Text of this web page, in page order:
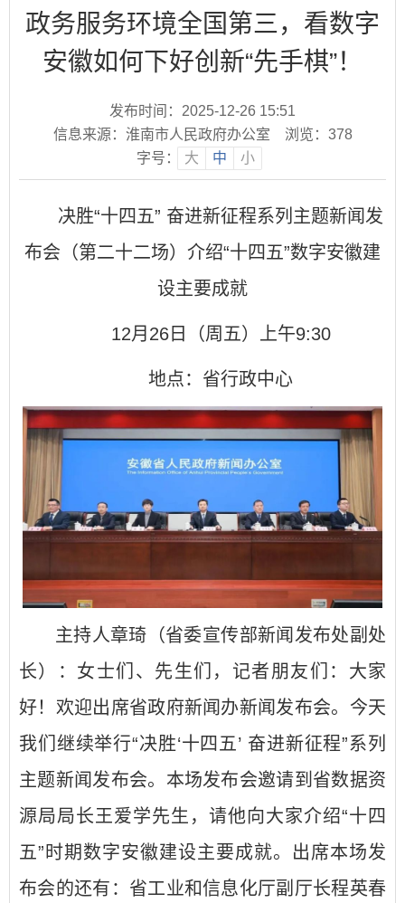
政务服务环境全国第三，看数字
安徽如何下好创新“先手棋”！
发布时间：2025-12-26 15:51
信息来源：淮南市人民政府办公室
浏览： 378
字号：
大 中 小
决胜“十四五” 奋进新征程系列主题新闻发
布会（第二十二场）介绍“十四五”数字安徽建
设主要成就
12月26日（周五）上午9:30
地点：省行政中心
主持人章琦（省委宣传部新闻发布处副处
长）：女士们、先生们，记者朋友们：大家
好！欢迎出席省政府新闻办新闻发布会。今天
我们继续举行“决胜‘十四五’ 奋进新征程”系列
主题新闻发布会。本场发布会邀请到省数据资
源局局长王爱学先生，请他向大家介绍“十四
五”时期数字安徽建设主要成就。出席本场发
布会的还有：省工业和信息化厅副厅长程英春